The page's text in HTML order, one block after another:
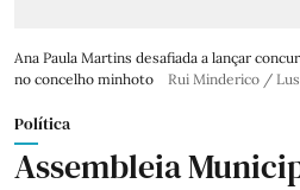
Ana Paula Martins desafiada a lançar
no concelho minhoto
Rui Minderico /
Política
Assembleia